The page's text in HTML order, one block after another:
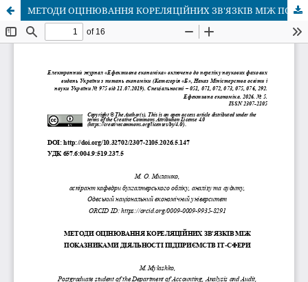
МЕТОДИ ОЦІНЮВАННЯ КОРЕЛЯЦІЙНИХ ЗВ'ЯЗКІВ МІЖ ПОКАЗНИКАМИ ДІЯЛЬНОСТІ ПІДПРИЄМСТВ IT-СФЕРИ